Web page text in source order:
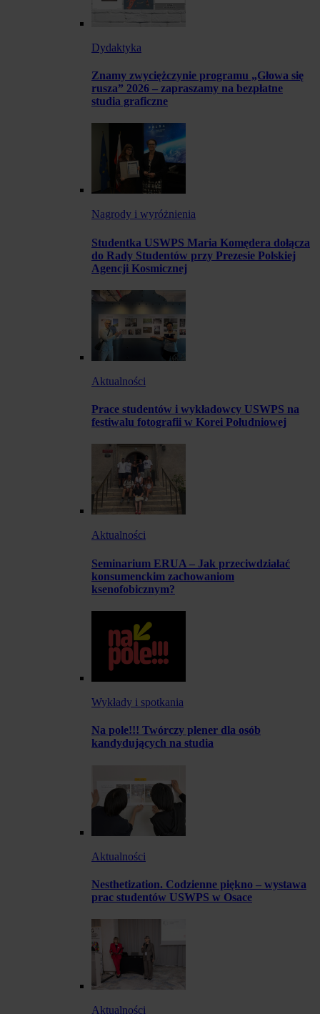
Dydaktyka
Znamy zwyciężczynie programu „Głowa się
rusza” 2026 – zapraszamy na bezpłatne
studia graficzne
Nagrody i wyróżnienia
Studentka USWPS Maria Komędera dołącza
do Rady Studentów przy Prezesie Polskiej
Agencji Kosmicznej
Aktualności
Prace studentów i wykładowcy USWPS na
festiwalu fotografii w Korei Południowej
Aktualności
Seminarium ERUA – Jak przeciwdziałać
konsumenckim zachowaniom
ksenofobicznym?
Wykłady i spotkania
Na pole!!! Twórczy plener dla osób
kandydujących na studia
Aktualności
Nesthetization. Codzienne piękno – wystawa
prac studentów USWPS w Osace
Aktualności